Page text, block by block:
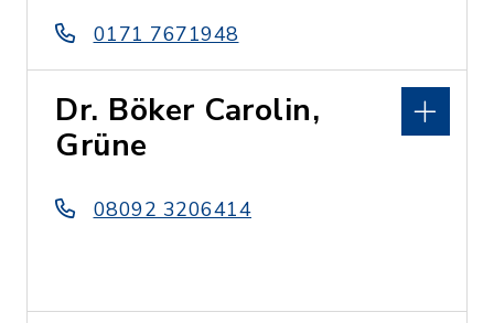
0171 7671948
Dr. Böker Carolin,
Grüne
08092 3206414